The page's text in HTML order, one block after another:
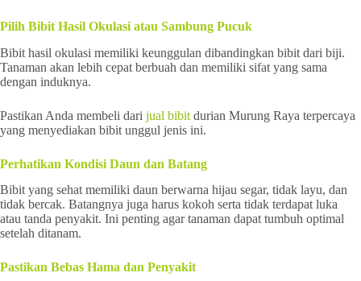
Pilih Bibit Hasil Okulasi atau Sambung Pucuk
Bibit hasil okulasi memiliki keunggulan dibandingkan bibit dari biji.
Tanaman akan lebih cepat berbuah dan memiliki sifat yang sama
dengan induknya.
Pastikan Anda membeli dari jual bibit durian Murung Raya terpercaya
yang menyediakan bibit unggul jenis ini.
Perhatikan Kondisi Daun dan Batang
Bibit yang sehat memiliki daun berwarna hijau segar, tidak layu, dan
tidak bercak. Batangnya juga harus kokoh serta tidak terdapat luka
atau tanda penyakit. Ini penting agar tanaman dapat tumbuh optimal
setelah ditanam.
Pastikan Bebas Hama dan Penyakit